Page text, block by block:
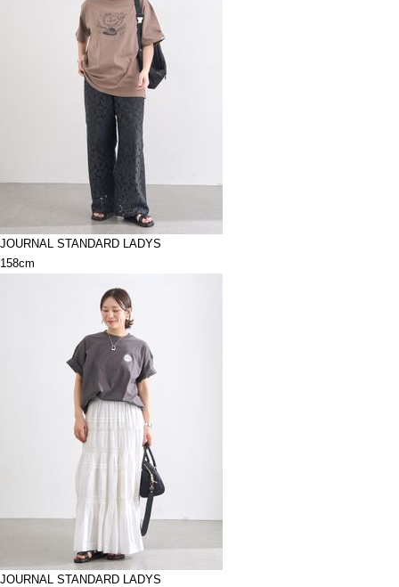
JOURNAL STANDARD LADYS
158cm
JOURNAL STANDARD LADYS